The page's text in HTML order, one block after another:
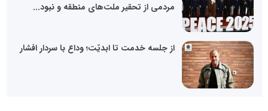
مردمی از تحقیر ملت‌های منطقه و نبود...
از جلسه خدمت تا ابدیّت؛ وداع با سردار افشار